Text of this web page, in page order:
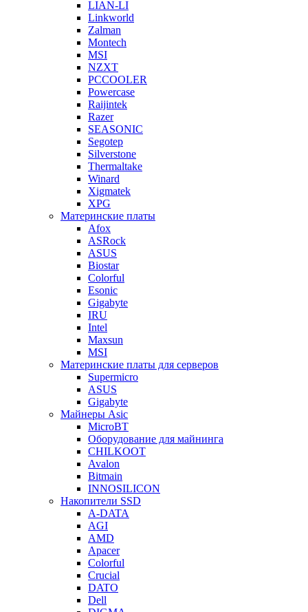
LIAN-LI
Linkworld
Zalman
Montech
MSI
NZXT
PCCOOLER
Powercase
Raijintek
Razer
SEASONIC
Segotep
Silverstone
Thermaltake
Winard
Xigmatek
XPG
Материнские платы
Afox
ASRock
ASUS
Biostar
Colorful
Esonic
Gigabyte
IRU
Intel
Maxsun
MSI
Материнские платы для серверов
Supermicro
ASUS
Gigabyte
Майнеры Asic
MicroBT
Оборудование для майнинга
CHILKOOT
Avalon
Bitmain
INNOSILICON
Накопители SSD
A-DATA
AGI
AMD
Apacer
Colorful
Crucial
DATO
Dell